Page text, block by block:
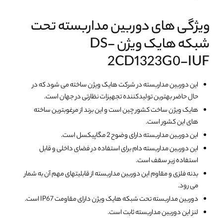
ویژگی های دوربین مداربسته تحت
شبکه هایک ویژن DS-
2CD1323G0-IUF
این دوربین مداربسته در شرکت هایک ویژن ساخته می شود که در
حال حاضر بهترین تولیدکننده تجهیزات نظارتی در جهان است.
هایک ویژن ساخت کشور چین است و این برند از مرغوبترین ساخته
های این کشور است.
این دوربین مداربسته دارای وضوح 2 مگاپیکسل است.
این دوربین مداربسته دام برای استفاده در فضای داخلی و قابل
استفاده زیر سقف است.
بدنه فلزی و مقاوم این دوربین مداربسته از قابلیتهای مهم آن به شمار
می رود.
دوربین مداربسته تحت شبکه هایک ویژن دارای مقاومت IP67 است.
لنز این دوربین مداربسته ثابت است.